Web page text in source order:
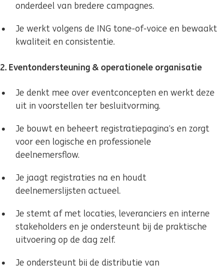
onderdeel van bredere campagnes.
Je werkt volgens de ING tone-of-voice en bewaakt
kwaliteit en consistentie.
2. Eventondersteuning & operationele organisatie
Je denkt mee over eventconcepten en werkt deze
uit in voorstellen ter besluitvorming.
Je bouwt en beheert registratiepagina’s en zorgt
voor een logische en professionele
deelnemersflow.
Je jaagt registraties na en houdt
deelnemerslijsten actueel.
Je stemt af met locaties, leveranciers en interne
stakeholders en je ondersteunt bij de praktische
uitvoering op de dag zelf.
Je ondersteunt bij de distributie van